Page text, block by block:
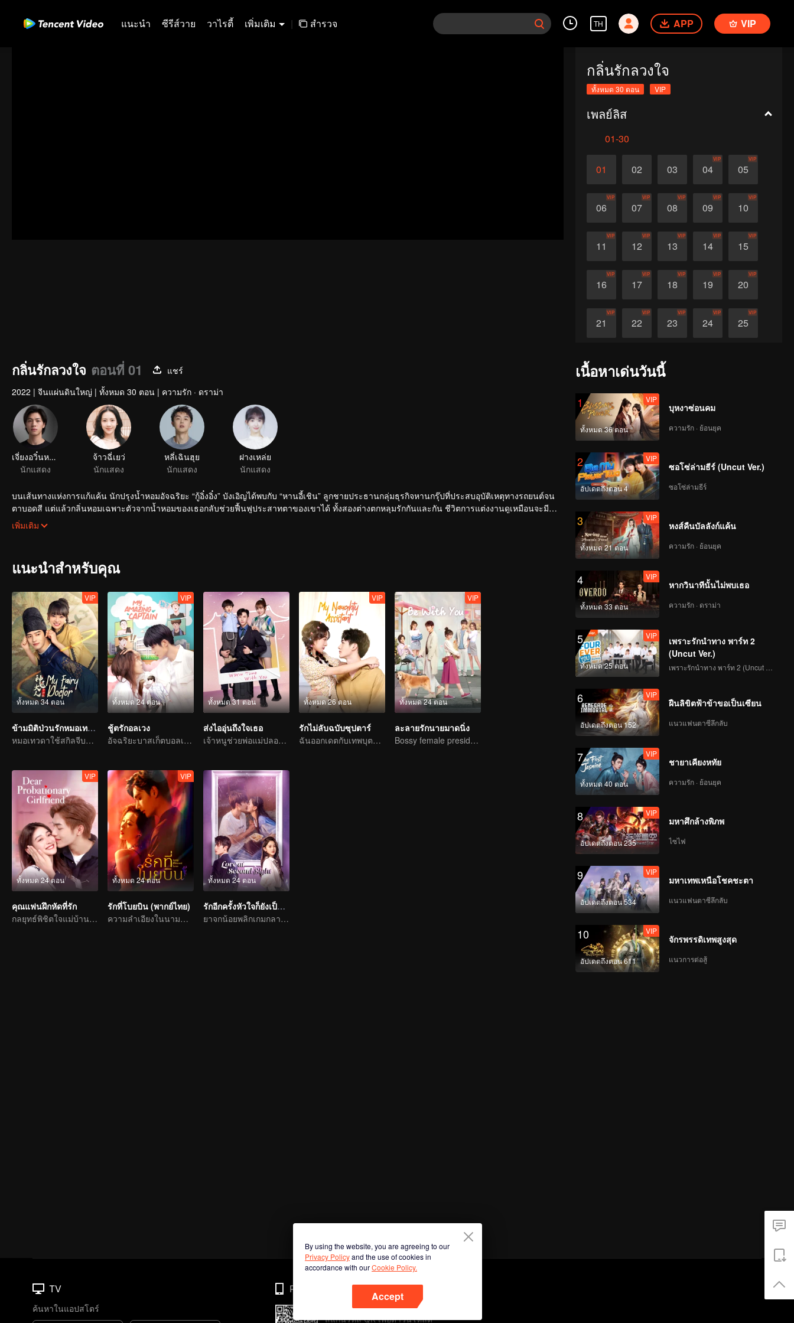
แนะนำ ซีรีส์วาย วาไรตี้ เพิ่มเติม | สำรวจ TH APP VIP
กลิ่นรักลวงใจ
ทั้งหมด 30 ตอน VIP
เพลย์ลิส
01-30
01 02 03 04
VIP
05
VIP
06
VIP
07
VIP
08
VIP
09
VIP
10
VIP
11
VIP
12
VIP
13
VIP
14
VIP
15
VIP
16
VIP
17
VIP
18
VIP
19
VIP
20
VIP
21
VIP
22
VIP
23
VIP
24
VIP
25
VIP
กลิ่นรักลวงใจ ตอนที่ 01
แชร์
2022 | จีนแผ่นดินใหญ่ | ทั้งหมด 30 ตอน | ความรัก · ดราม่า
เจี่ยงอวิ๋นหลิน
นักแสดง
จ้าวฉี่เยว่
นักแสดง
หลี่เฉินฮุย
นักแสดง
ฝางเหล่ย
นักแสดง
บนเส้นทางแห่งการแก้แค้น นักปรุงน้ำหอมอัจฉริยะ “กู้อิ๋งอิ๋ง” บังเอิญได้พบกับ “หานอี้เชิน” ลูกชายประธานกลุ่มธุรกิจหานกรุ๊ปที่ประสบอุบัติเหตุทางรถยนต์จน
ตาบอดสี แต่แล้วกลิ่นหอมเฉพาะตัวจากน้ำหอมของเธอกลับช่วยฟื้นฟูประสาทตาของเขาได้ ทั้งสองต่างตกหลุมรักกันและกัน ชีวิตการแต่งงานดูเหมือนจะมี
ความสุข ทว่ากลับแฝงด้วยคลื่นใต้น้ำเชี่ยวกราก... โฉมหน้าที่แท้จริงของความรักและความสัมพันธ์กำลังจะถูกเปิดโปง...
เพิ่มเติม
แนะนำสำหรับคุณ
ทั้งหมด 34 ตอน
VIP
ข้ามมิติป่วนรักหมอเทวดา
หมอเทวดาใช้สกิลจีบสาวแบ๊วใส
ทั้งหมด 24 ตอน
VIP
ชู้ตรักอลเวง
อัจฉริยะบาสเก็ตบอลเกิดอุบัติเหตุเพศเปลี่ยนตามหารักแท้
ทั้งหมด 31 ตอน
ส่งไออุ่นถึงใจเธอ
เจ้าหนูช่วยพ่อแม่ปลอม ๆ แกล้งหลอกแต่รักจริง
ทั้งหมด 26 ตอน
VIP
รักไม่ลับฉบับซุปตาร์
ฉันออกเดตกับเทพบุตรแห่งวงการบันเทิง
ทั้งหมด 24 ตอน
VIP
ละลายรักนายมาดนิ่ง
Bossy female president flirts with arrogant childe.
ทั้งหมด 24 ตอน
VIP
คุณแฟนฝึกหัดที่รัก
กลยุทธ์พิชิตใจแม่บ้านสาวผู้มีใจรักในการทำอาหารของประธานหนุ่มสุดเผด็จการ
ทั้งหมด 24 ตอน
VIP
รักที่โบยบิน (พากย์ไทย)
ความลำเอียงในนามของการตอบแทนบุญคุณ
ทั้งหมด 24 ตอน
รักอีกครั้งหัวใจก็ยังเป็นเธอ
ยาจกน้อยพลิกเกมกลายเป็นประธานจอมเผด็จการไล่จีบรักแรก
เนื้อหาเด่นวันนี้
1
ทั้งหมด 36 ตอน
VIP
บุหงาซ่อนคม
ความรัก · ย้อนยุค
2
อัปเดตถึงตอน 4
VIP
ซอโซ่ล่ามธีร์ (Uncut Ver.)
ซอโซ่ล่ามธีร์
3
ทั้งหมด 21 ตอน
VIP
หงส์คืนบัลลังก์แค้น
ความรัก · ย้อนยุค
4
ทั้งหมด 33 ตอน
VIP
หากวินาทีนั้นไม่พบเธอ
ความรัก · ดราม่า
5
ทั้งหมด 25 ตอน
VIP
เพราะรักนำทาง พาร์ท 2
(Uncut Ver.)
6
อัปเดตถึงตอน 152
VIP
ฝืนลิขิตฟ้าข้าขอเป็นเซียน
แนวแฟนตาซีลึกลับ
7
ทั้งหมด 40 ตอน
VIP
ชายาเคียงหทัย
ความรัก · ย้อนยุค
8
อัปเดตถึงตอน 235
VIP
มหาศึกล้างพิภพ
ไซไฟ
9
อัปเดตถึงตอน 534
VIP
มหาเทพเหนือโชคชะตา
แนวแฟนตาซีลึกลับ
10
อัปเดตถึงตอน 611
VIP
จักรพรรดิเทพสูงสุด
แนวการต่อสู้
By using the website, you are agreeing to our
Privacy Policyand the use of cookies in
accordance with ourCookie Policy.
Accept
TV
ค้นหาในแอปสโตร์
Phone
สแกนรหัส QR เพื่อดาวน์โหลด